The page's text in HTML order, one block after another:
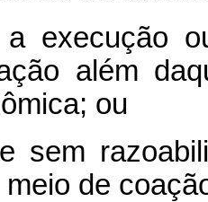
execução
além
ou
sem
de